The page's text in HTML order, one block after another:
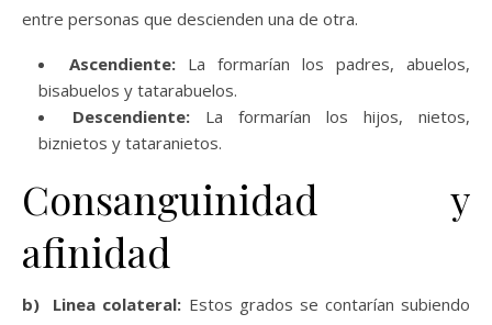
entre personas que descienden una de otra.
Ascendiente: La formarían los padres, abuelos,
bisabuelos y tatarabuelos.
Descendiente: La formarían los hijos, nietos,
biznietos y tataranietos.
Consanguinidad y
afinidad
b) Linea colateral: Estos grados se contarían subiendo